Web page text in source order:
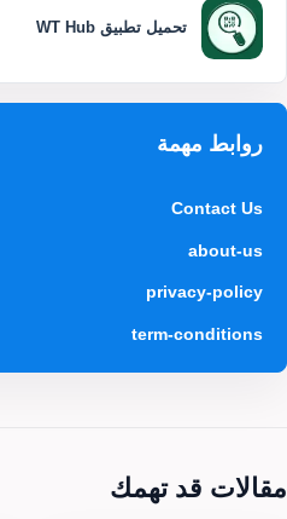
تحميل تطبيق WT Hub
روابط مهمة
Contact Us
about-us
privacy-policy
term-conditions
مقالات قد تهمك